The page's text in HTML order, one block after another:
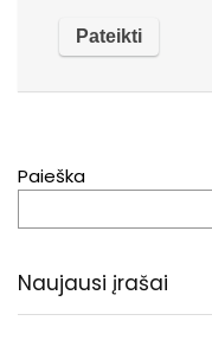
Paieška
Naujausi įrašai